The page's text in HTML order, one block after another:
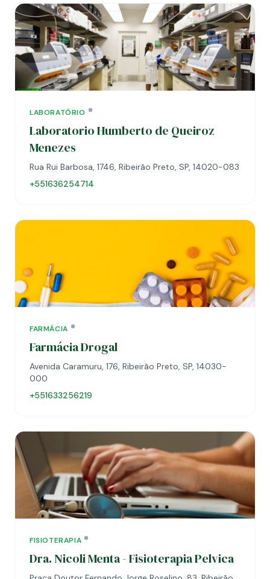
LABORATÓRIO
Laboratorio Humberto de Queiroz
Menezes
Rua Rui Barbosa, 1746, Ribeirão Preto, SP, 14020-083
+551636254714
FARMÁCIA
Farmácia Drogal
Avenida Caramuru, 176, Ribeirão Preto, SP, 14030-
000
+551633256219
FISIOTERAPIA
Dra. Nicoli Menta - Fisioterapia Pelvica